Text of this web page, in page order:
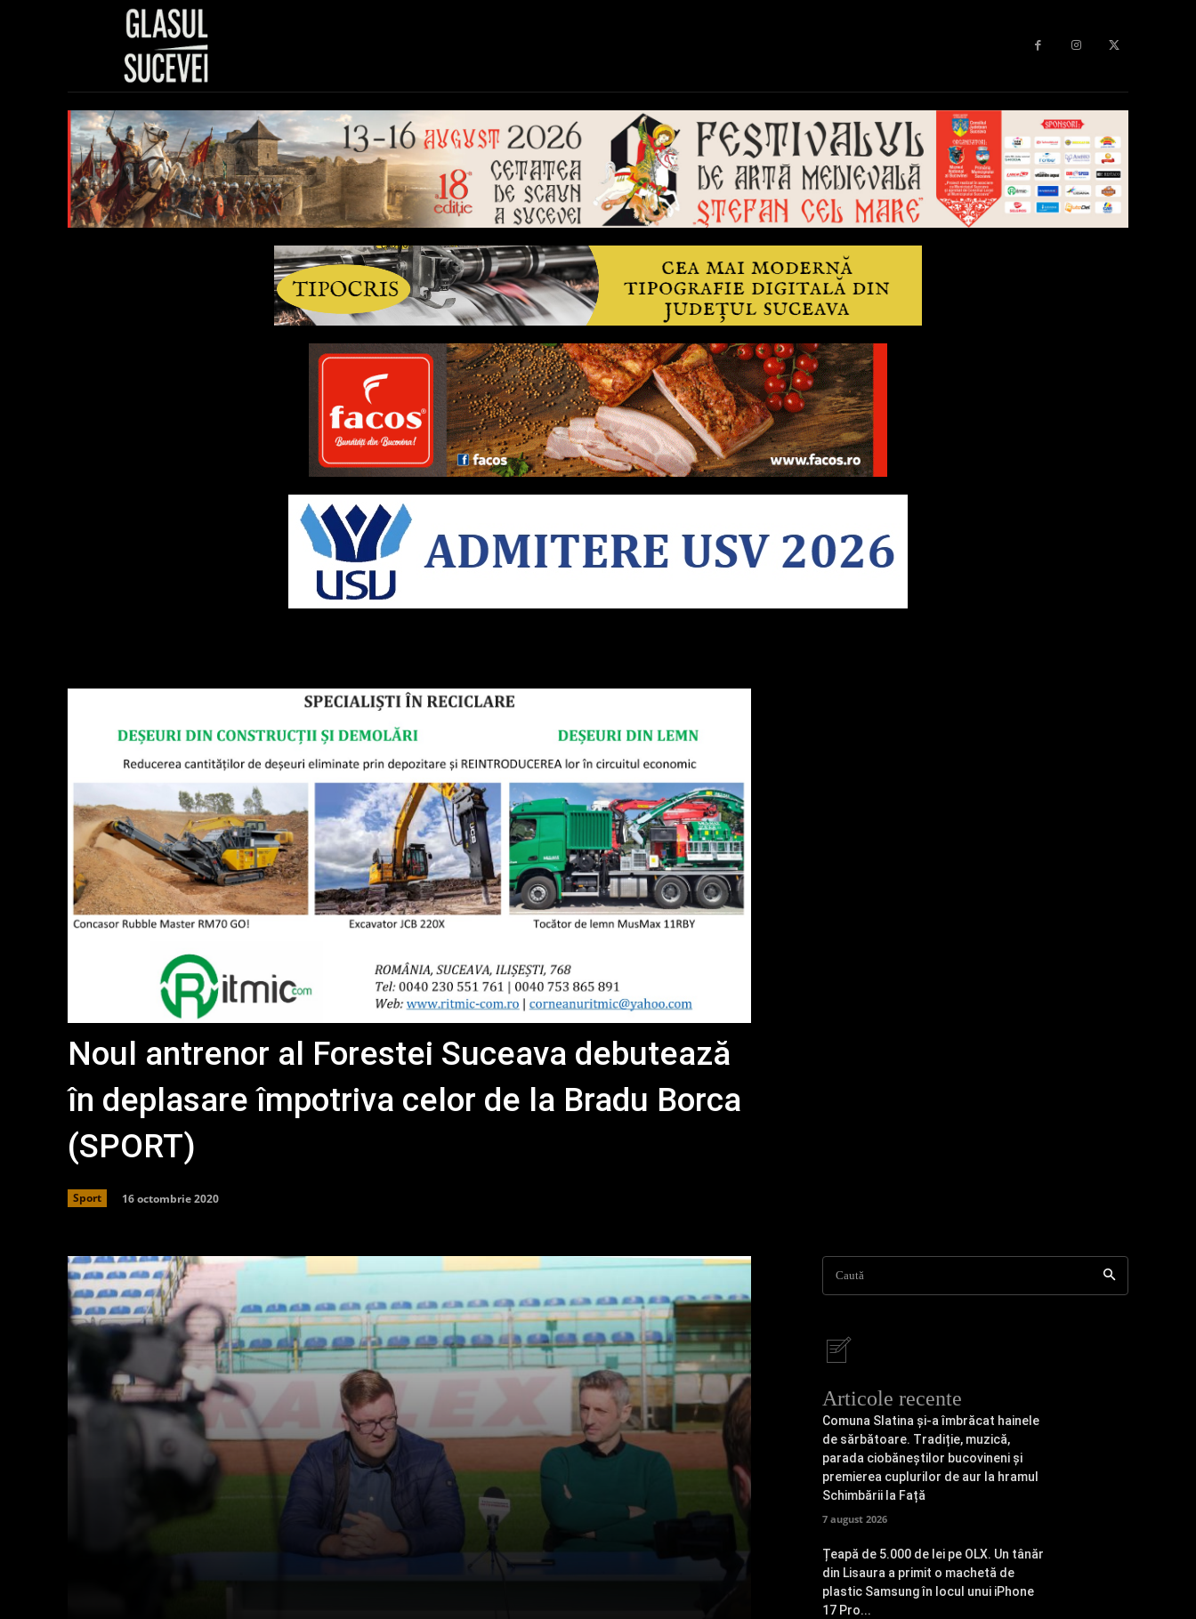
Noul antrenor al Forestei Suceava debutează
în deplasare împotriva celor de la Bradu Borca
(SPORT)
Sport 16 octombrie 2020
Caută
Articole recente
Comuna Slatina și-a îmbrăcat hainele
de sărbătoare. Tradiție, muzică,
parada ciobăneștilor bucovineni și
premierea cuplurilor de aur la hramul
Schimbării la Față
7 august 2026
Țeapă de 5.000 de lei pe OLX. Un tânăr
din Lisaura a primit o machetă de
plastic Samsung în locul unui iPhone
17 Pro...